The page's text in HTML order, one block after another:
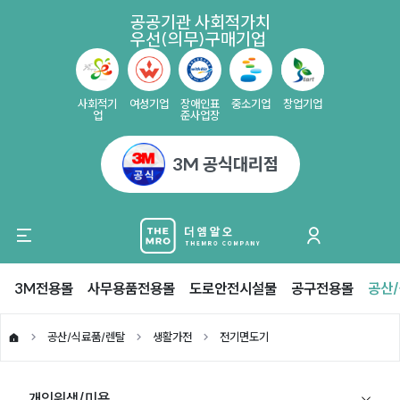
공공기관 사회적가치
우선(의무)구매기업
사회적기
업
여성기업
장애인표
준사업장
중소기업 창업기업
3M 공식대리점
3M전용몰 사무용품전용몰 도로안전시설물 공구전용몰 공산
공산/식료품/렌탈 생활가전 전기면도기